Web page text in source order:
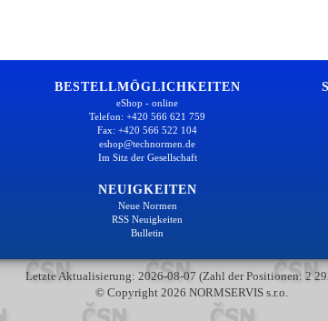
BESTELLMÖGLICHKEITEN
eShop - online
Telefon: +420 566 621 759
Fax: +420 566 522 104
eshop@technormen.de
Im Sitz der Gesellschaft
NEUIGKEITEN
Neue Normen
RSS Neuigkeiten
Bulletin
Letzte Aktualisierung: 2026-08-07 (Zahl der Positionen: 2
© Copyright 2026 NORMSERVIS s.r.o.